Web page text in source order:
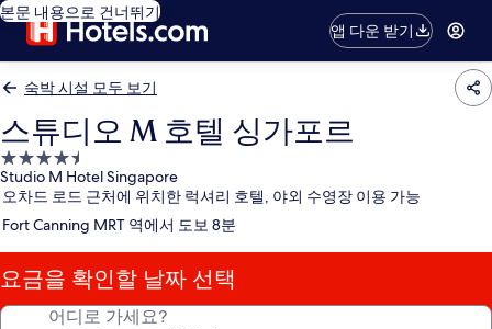
본문 내용으로 건너뛰기
앱 다운 받기
숙박 시설 모두 보기
스튜디오 M 호텔 싱가포르
4.5
성
급
숙
박
시
설
Studio M Hotel Singapore
오차드 로드 근처에 위치한 럭셔리 호텔, 야외 수영장 이용 가능
Fort Canning MRT 역에서 도보 8분
요금을 확인할 날짜 선택
어디로 가세요?